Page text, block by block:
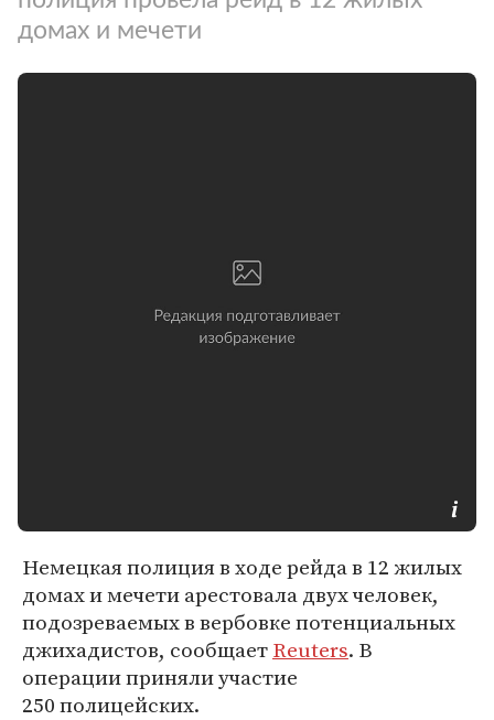
домах и мечети
Немецкая полиция в ходе рейда в 12 жилых
домах и мечети арестовала двух человек,
подозреваемых в вербовке потенциальных
джихадистов, сообщаетReuters. В
операции приняли участие
250 полицейских.